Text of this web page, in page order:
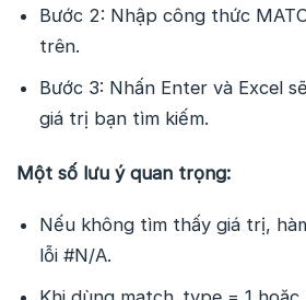
Bước 2: Nhập công thức
trên.
Bước 3: Nhấn Enter và Excel
giá trị bạn tìm kiếm.
Một số lưu ý quan trọng:
Nếu không tìm thấy giá trị,
lỗi #N/A.